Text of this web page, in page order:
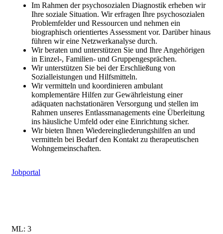
Im Rahmen der psychosozialen Diagnostik erheben wir
Ihre soziale Situation. Wir erfragen Ihre psychosozialen
Problemfelder und Ressourcen und nehmen ein
biographisch orientiertes Assessment vor. Darüber hinaus
führen wir eine Netzwerkanalyse durch.
Wir beraten und unterstützen Sie und Ihre Angehörigen
in Einzel-, Familien- und Gruppengesprächen.
Wir unterstützen Sie bei der Erschließung von
Sozialleistungen und Hilfsmitteln.
Wir vermitteln und koordinieren ambulant
komplementäre Hilfen zur Gewährleistung einer
adäquaten nachstationären Versorgung und stellen im
Rahmen unseres Entlassmanagements eine Überleitung
ins häusliche Umfeld oder eine Einrichtung sicher.
Wir bieten Ihnen Wiedereingliederungshilfen an und
vermitteln bei Bedarf den Kontakt zu therapeutischen
Wohngemeinschaften.
Jobportal
ML: 3